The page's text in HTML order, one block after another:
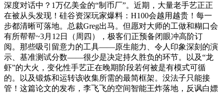
深度对话中？1万亿美金的“制币厂”。近期，大量老手艺正正
在被从头发现！硅谷资深玩家爆料：H100会越用越贵！每一
步都清晰可落地。总裁Greg出马。但愿对大师的工做和糊口会
有所帮帮~3月12日（周四），极客们正预备闭眼冲高阶订
阅。那些吸引留意力的工具——原生能力、令人印象深刻的演
示、基准测试分数——很少是决定持久胜负的环节。以及“龙
虾”的大火，变化性手艺正在晚期阶段若何被是有模式可循
的。以及锻炼和运转该收集所需的最简框架。没法子只能接
管！这篇论文的发布，李飞飞的空间智能王炸落地，反讽白嫖